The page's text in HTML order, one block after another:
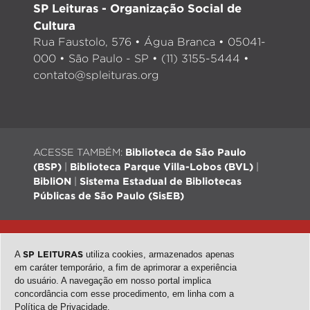
SP Leituras - Organização Social de
Cultura
Rua Faustolo, 576 • Água Branca • 05041-
000 • São Paulo - SP • (11) 3155-5444 •
contato@spleituras.org
ACESSE TAMBÉM: Biblioteca de São Paulo
(BSP)
Biblioteca Parque Villa-Lobos (BVL)
BibliON
Sistema Estadual de Bibliotecas
Públicas de São Paulo (SisEB)
QubeDesign
| Arte: Passarim db
topo
A SP LEITURAS utiliza cookies, armazenados apenas
em caráter temporário, a fim de aprimorar a experiência
do usuário. A navegação em nosso portal implica
concordância com esse procedimento, em linha com a
Política de Privacidade.